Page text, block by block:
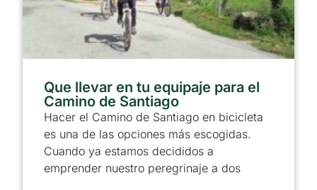
Que llevar en tu equipaje para el
Camino de Santiago
Hacer el Camino de Santiago en bicicleta
es una de las opciones más escogidas.
Cuando ya estamos decididos a
emprender nuestro peregrinaje a dos